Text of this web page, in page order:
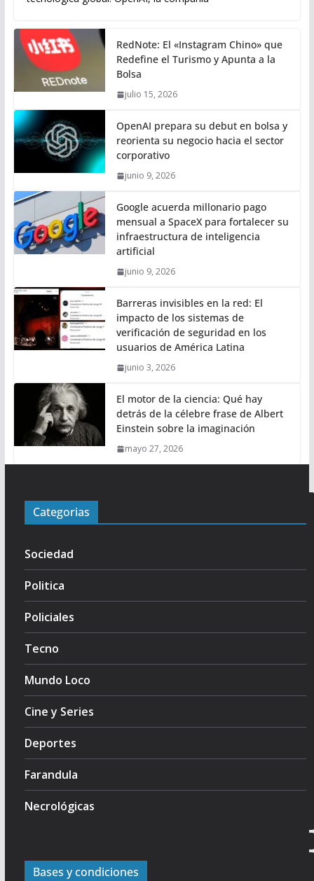
RedNote: El «Instagram Chino» que
Redefine el Turismo y Apunta a la
Bolsa
julio 15, 2026
OpenAI prepara su debut en bolsa y
reorienta su negocio hacia el sector
corporativo
junio 9, 2026
Google acuerda millonario pago
mensual a SpaceX para fortalecer su
infraestructura de inteligencia
artificial
junio 9, 2026
Barreras invisibles en la red: El
impacto de los sistemas de
verificación de seguridad en los
usuarios de América Latina
junio 3, 2026
El motor de la ciencia: Qué hay
detrás de la célebre frase de Albert
Einstein sobre la imaginación
mayo 27, 2026
Categorias
Sociedad
Politica
Policiales
Tecno
Mundo Loco
Cine y Series
Deportes
Farandula
Necrológicas
Bases y condiciones